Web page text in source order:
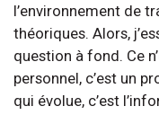
l’environnement de
théoriques. Alors,
question à fond. Ce
personnel, c’est un
qui évolue, c’est